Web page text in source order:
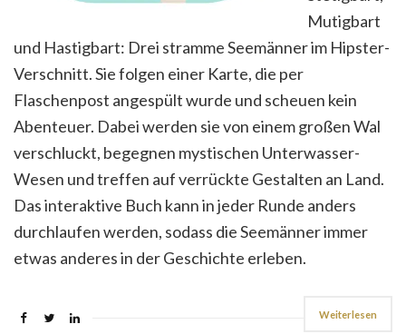
Mutigbart
und Hastigbart: Drei stramme Seemänner im Hipster-
Verschnitt. Sie folgen einer Karte, die per
Flaschenpost angespült wurde und scheuen kein
Abenteuer. Dabei werden sie von einem großen Wal
verschluckt, begegnen mystischen Unterwasser-
Wesen und treffen auf verrückte Gestalten an Land.
Das interaktive Buch kann in jeder Runde anders
durchlaufen werden, sodass die Seemänner immer
etwas anderes in der Geschichte erleben.
Weiterlesen